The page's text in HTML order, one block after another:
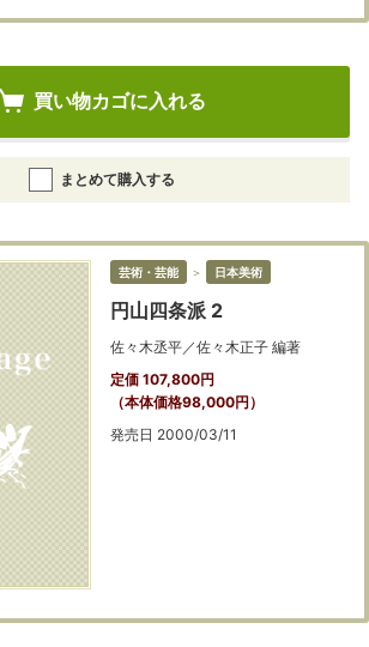
買い物カゴに入れる
まとめて購入する
芸術・芸能 ＞ 日本美術
円山四条派 2
佐々木丞平／佐々木正子 編著
定価 107,800円
（本体価格98,000円）
発売日 2000/03/11